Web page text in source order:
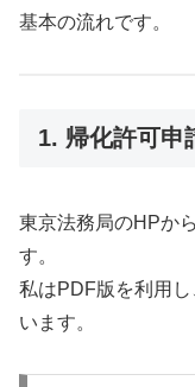
基本の流れです。
1. 帰化許可申
東京法務局のHPか
す。
私はPDF版を利用
います。